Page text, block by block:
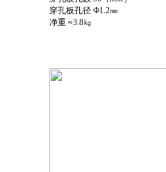
穿孔板孔径 Ф1.2㎜
净重 ≈3.8㎏